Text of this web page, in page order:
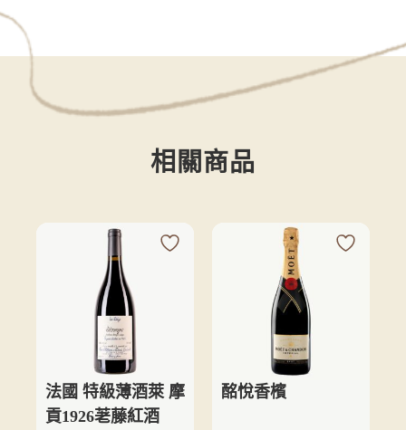
相關商品
法國 特級薄酒萊 摩
貢1926荖藤紅酒
酩悅香檳